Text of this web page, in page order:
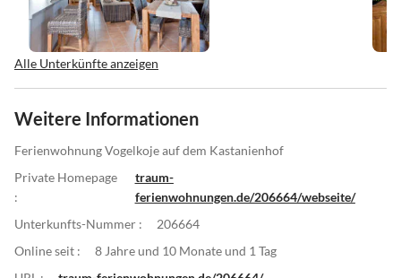
Alle Unterkünfte anzeigen
Weitere Informationen
Ferienwohnung Vogelkoje auf dem Kastanienhof
Private Homepage
:
traum-
ferienwohnungen.de/206664/webseite/
Unterkunfts-Nummer :
206664
Online seit :
8 Jahre und 10 Monate und 1 Tag